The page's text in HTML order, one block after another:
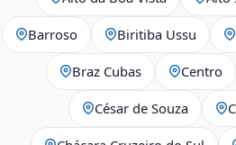
Barroso Biritiba Ussu
Braz Cubas Centro
César de Souza